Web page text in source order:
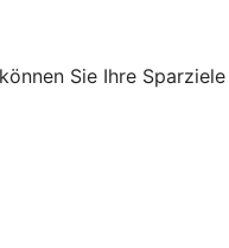
Sie Ihre Sparziele